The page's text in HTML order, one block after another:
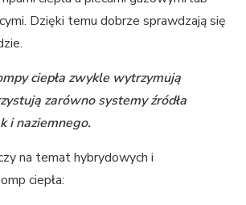
Dzięki temu dobrze sprawdzają się
ciepła zwykle wytrzymują
zarówno systemy źródła
i naziemnego.
na temat hybrydowych i
ciepła: